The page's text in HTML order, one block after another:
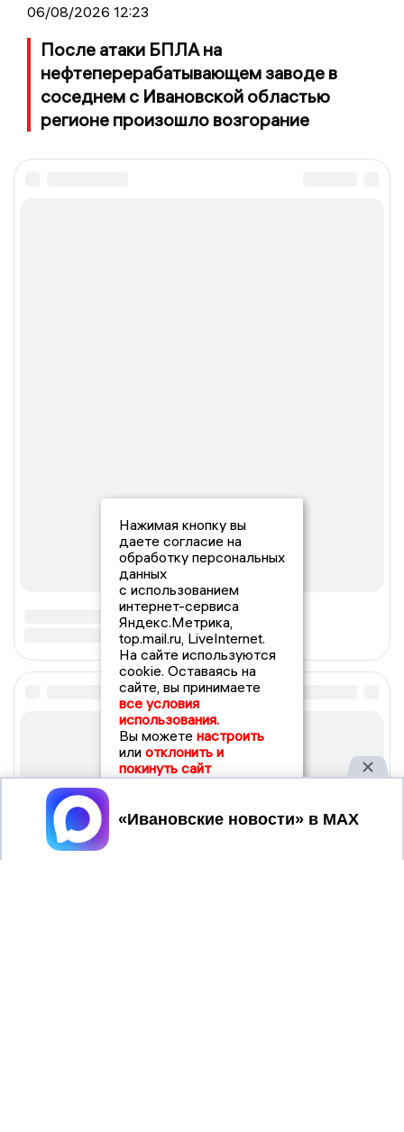
06/08/2026 12:23
После атаки БПЛА на
нефтеперерабатывающем заводе в
соседнем с Ивановской областью
регионе произошло возгорание
Нажимая кнопку вы
даете согласие на
обработку персональных
данных
с использованием
интернет-сервиса
Яндекс.Метрика,
top.mail.ru, LiveInternet.
На сайте используются
cookie. Оставаясь на
сайте, вы принимаете
все условия
использования.
Вы можете настроить
или отклонить и
покинуть сайт
Принять